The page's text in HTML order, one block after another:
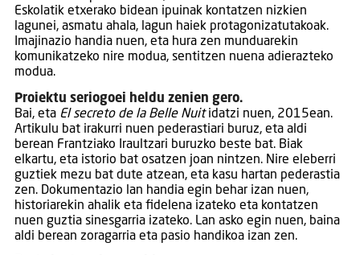
Eskolatik etxerako bidean ipuinak kontatzen nizkien
lagunei, asmatu ahala, lagun haiek protagonizatutakoak.
Imajinazio handia nuen, eta hura zen munduarekin
komunikatzeko nire modua, sentitzen nuena adierazteko
modua.
Proiektu seriogoei heldu zenien gero.
Bai, eta El secreto de la Belle Nuitidatzi nuen, 2015ean.
Artikulu bat irakurri nuen pederastiari buruz, eta aldi
berean Frantziako Iraultzari buruzko beste bat. Biak
elkartu, eta istorio bat osatzen joan nintzen. Nire eleberri
guztiek mezu bat dute atzean, eta kasu hartan pederastia
zen. Dokumentazio lan handia egin behar izan nuen,
historiarekin ahalik eta fidelena izateko eta kontatzen
nuen guztia sinesgarria izateko. Lan asko egin nuen, baina
aldi berean zoragarria eta pasio handikoa izan zen.